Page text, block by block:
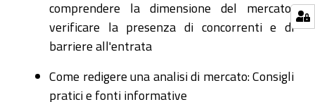
comprendere la dimensione del mercato,
verificare la presenza di concorrenti e di
barriere all'entrata
Come redigere una analisi di mercato: Consigli
pratici e fonti informative